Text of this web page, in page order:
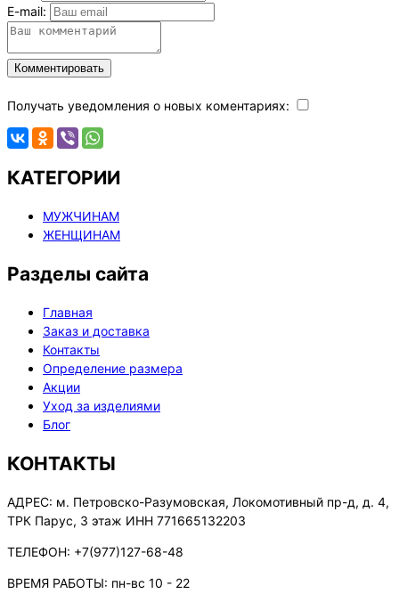
E-mail:
Комментировать
Получать уведомления о новых коментариях:
КАТЕГОРИИ
МУЖЧИНАМ
ЖЕНЩИНАМ
Разделы сайта
Главная
Заказ и доставка
Контакты
Определение размера
Акции
Уход за изделиями
Блог
КОНТАКТЫ
АДРЕС: м. Петровско-Разумовская, Локомотивный пр-д, д. 4,
ТРК Парус, 3 этаж ИНН 771665132203
ТЕЛЕФОН: +7(977)127-68-48
ВРЕМЯ РАБОТЫ: пн-вс 10 - 22